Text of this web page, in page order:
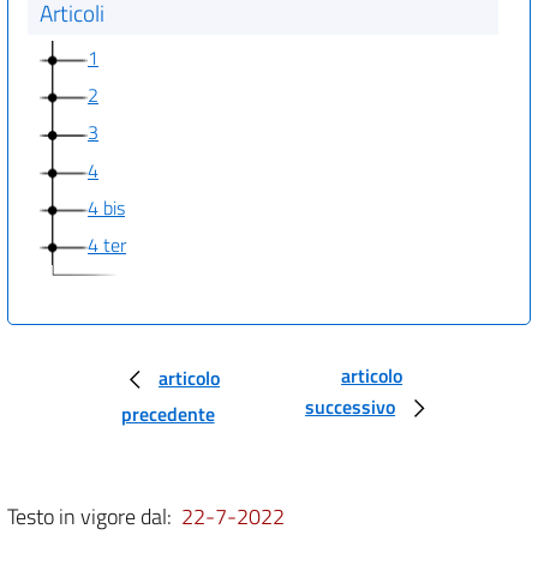
Articoli
1
2
3
4
4 bis
4 ter
articolo
precedente
articolo
successivo
Testo in vigore dal: 22-7-2022